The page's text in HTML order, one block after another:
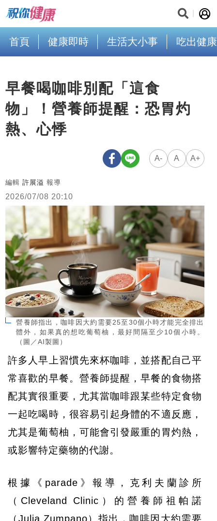
首頁 健康即時 生活大小事 吃出健康
早餐喝咖啡別配「這食
物」！營養師提醒：恐胃灼
熱、心悸
A- A A+
編輯 許展溢 報導
2026/07/08 20:10
營養師指出，咖啡因大約需要25至30個小時才能完全排出
體外，如果真的想吃葡萄柚，最好間隔至少10個小時。
（圖／AI製圖）
許多人早上習慣先來杯咖啡，並搭配自己平
常喜歡的早餐。營養師提醒，早餐的食物搭
配其實很重要，尤其當咖啡跟某些特定食物
一起吃喝時，很容易引起身體的不適反應，
尤其是葡萄柚，可能會引發嚴重的胃灼熱，
或影響特定藥物的代謝。
根據《parade》報導，克利夫蘭診所
（Cleveland Clinic）的營養師祖帕諾
（Julia Zumpano）指出，咖啡因大約需要